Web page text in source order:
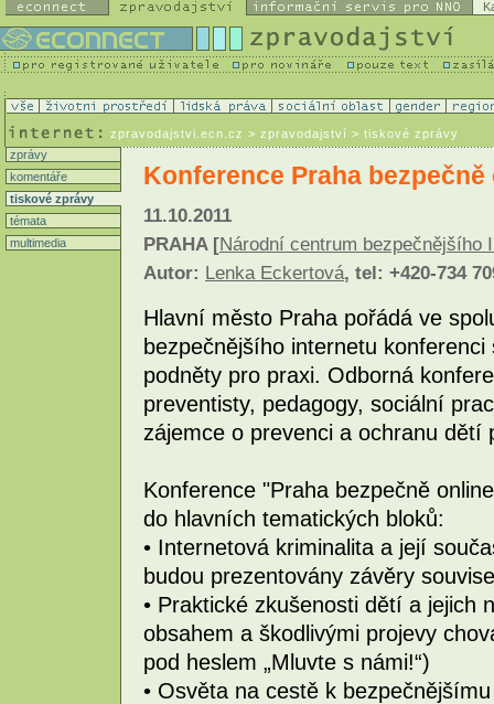
zpravodajstvi.ecn.cz > zpravodajství > tiskové zprávy
zprávy
komentáře
tiskové zprávy
témata
multimedia
Konference Praha
11.10.2011
PRAHA [Národní centrum bezpečnějšího
Autor: Lenka Eckertová, tel: +420-734
Hlavní město Praha pořádá ve
bezpečnějšího internetu
podněty pro praxi. Odborná
preventisty, pedagogy, sociální
zájemce o prevenci a ochranu dětí
Konference "Praha bezpečně
do hlavních tematických bloků:
• Internetová kriminalita a její
budou prezentovány závěry
• Praktické zkušenosti dětí a jejich
obsahem a škodlivými projevy
pod heslem „Mluvte s námi!“)
• Osvěta na cestě k